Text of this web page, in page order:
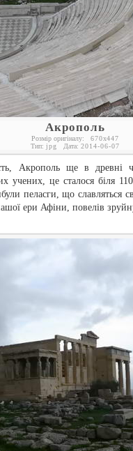
Акрополь
Розмір оригіналу: 670x447
Тип: jpg Дата: 2014-06-07
Акрополь ще в древні
учених, це сталося біля
пеласги, що славляться
ери Афіни, повелів